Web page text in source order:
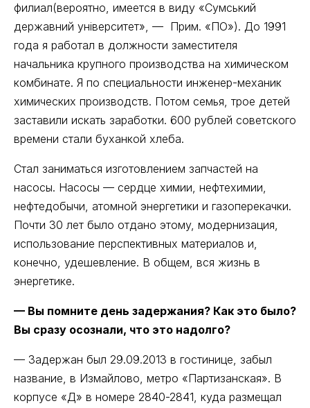
филиал(вероятно, имеется в виду «Сумський
державний унiверситет», — Прим. «ПО»). До 1991
года я работал в должности заместителя
начальника крупного производства на химическом
комбинате. Я по специальности инженер-механик
химических производств. Потом семья, трое детей
заставили искать заработки. 600 рублей советского
времени стали буханкой хлеба.
Стал заниматься изготовлением запчастей на
насосы. Насосы — сердце химии, нефтехимии,
нефтедобычи, атомной энергетики и газоперекачки.
Почти 30 лет было отдано этому, модернизация,
использование перспективных материалов и,
конечно, удешевление. В общем, вся жизнь в
энергетике.
— Вы помните день задержания? Как это было?
Вы сразу осознали, что это надолго?
— Задержан был 29.09.2013 в гостинице, забыл
название, в Измайлово, метро «Партизанская». В
корпусе «Д» в номере 2840-2841, куда размещал